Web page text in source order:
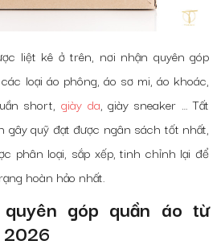
liệt kê ở trên, nơi nhận quyên góp
loại áo phông, áo sơ mi, áo khoác,
short, giày da, giày sneaker … Tất
gây quỹ đạt được ngân sách tốt nhất,
phân loại, sắp xếp, tinh chỉnh lại để
hoàn hảo nhất.
góp quần áo từ
2026